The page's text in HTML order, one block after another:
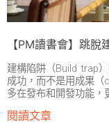
【PM讀書會】跳
建構陷阱（Build trap
成功，而不是用成果
多在發布和開發功能，
閱讀文章